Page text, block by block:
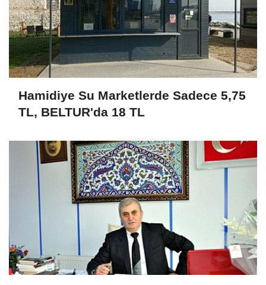
Hamidiye Su Marketlerde Sadece 5,75
TL, BELTUR'da 18 TL